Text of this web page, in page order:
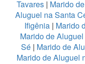
Tavares | Marido
Aluguel na Santa
Ifigênia | Marido
Marido de
Sé | Marido de
Marido de Aluguel